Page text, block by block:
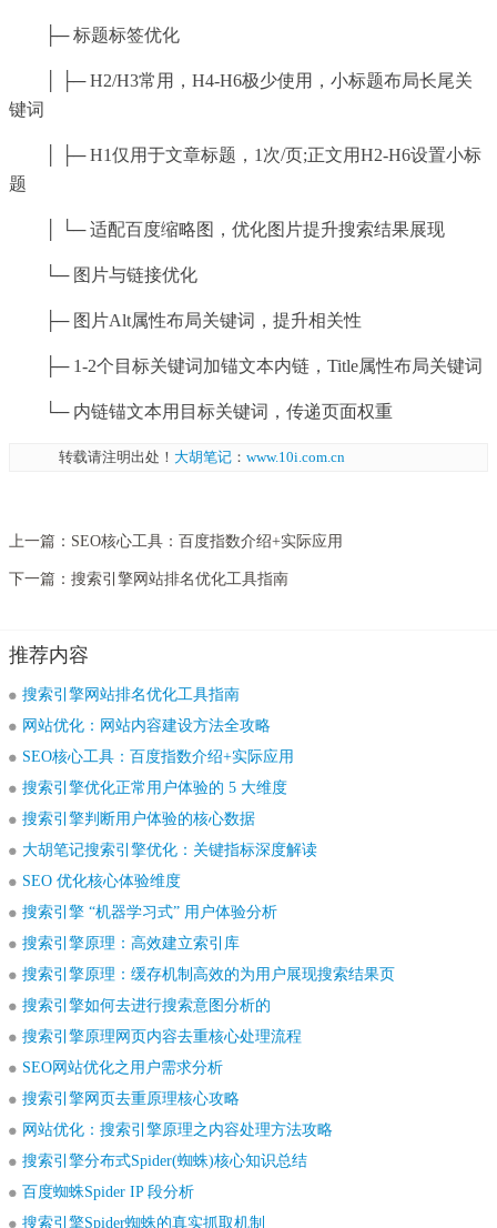
├─ 标题标签优化
│ ├─ H2/H3常用，H4-H6极少使用，小标题布局长尾关
键词
│ ├─ H1仅用于文章标题，1次/页;正文用H2-H6设置小标
题
│ └─ 适配百度缩略图，优化图片提升搜索结果展现
└─ 图片与链接优化
├─ 图片Alt属性布局关键词，提升相关性
├─ 1-2个目标关键词加锚文本内链，Title属性布局关键词
└─ 内链锚文本用目标关键词，传递页面权重
转载请注明出处！ 大胡笔记 ： www.10i.com.cn
上一篇： SEO核心工具：百度指数介绍+实际应用
下一篇： 搜索引擎网站排名优化工具指南
推荐内容
搜索引擎网站排名优化工具指南
网站优化：网站内容建设方法全攻略
SEO核心工具：百度指数介绍+实际应用
搜索引擎优化正常用户体验的 5 大维度
搜索引擎判断用户体验的核心数据
大胡笔记搜索引擎优化：关键指标深度解读
SEO 优化核心体验维度
搜索引擎 “机器学习式” 用户体验分析
搜索引擎原理：高效建立索引库
搜索引擎原理：缓存机制高效的为用户展现搜索结果页
搜索引擎如何去进行搜索意图分析的
搜索引擎原理网页内容去重核心处理流程
SEO网站优化之用户需求分析
搜索引擎网页去重原理核心攻略
网站优化：搜索引擎原理之内容处理方法攻略
搜索引擎分布式Spider(蜘蛛)核心知识总结
百度蜘蛛Spider IP 段分析
搜索引擎Spider蜘蛛的真实抓取机制